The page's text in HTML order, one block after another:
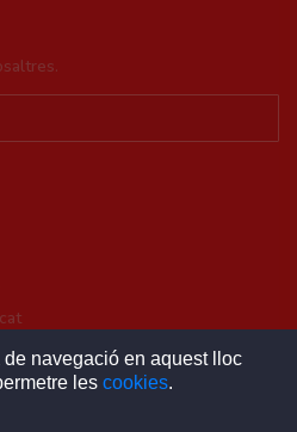
navegació en aquest lloc
les cookies.